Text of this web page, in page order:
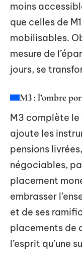
moins
que celles de
mobilisables.
mesure de
jours, se
M3 : l’ombre
M3 complète le
ajoute les
pensions
négociables,
placement
embrasser
et de ses
placements de
l’esprit qu’une